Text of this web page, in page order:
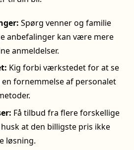
Spørg venner og familie
anbefalinger kan være mere
anmeldelser.
Kig forbi værkstedet for at se
fornemmelse af personalet
Få tilbud fra flere forskellige
at den billigste pris ikke
løsning.